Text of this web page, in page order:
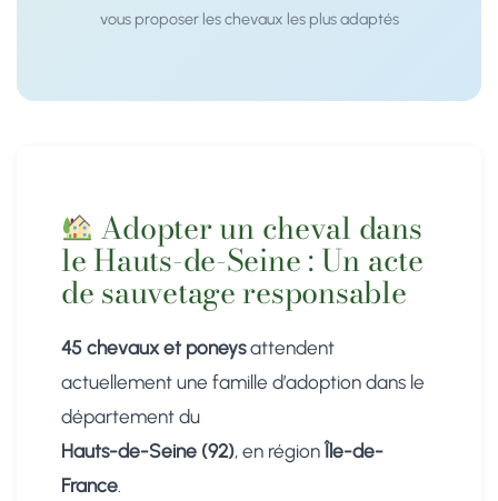
vous proposer les chevaux les plus adaptés
Adopter un cheval dans
le Hauts-de-Seine : Un acte
de sauvetage responsable
45 chevaux et poneysattendent
actuellement une famille d’adoption dans le
département du
Hauts-de-Seine (92), en régionÎle-de-
France.